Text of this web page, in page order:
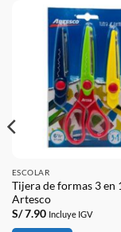
ESCOLAR
Tijera de formas 3 en
Artesco
S/7.90 Incluye IGV